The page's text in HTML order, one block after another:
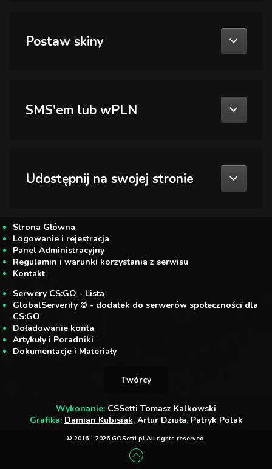
Postaw skiny
SMS'em lub wPLN
Udostępnij na swojej stronie
Strona Główna
Logowanie i rejestracja
Panel Administracyjny
Regulamin i warunki korzystania z serwisu
Kontakt
Serwery CS:GO - Lista
GlobalServerify © - dodatek do serwerów społeczności dla
CS:GO
Doładowanie konta
Artykuły i Poradniki
Dokumentacje i Materiały
Twórcy
Wykonanie: CSSetti Tomasz Kalkowski
Grafika: Damian Kubisiak, Artur Dziuła, Patryk Polak
© 2016 - 2026 GOSetti.pl All rights reserved.